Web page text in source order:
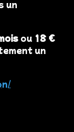
un
ou 18 €
un